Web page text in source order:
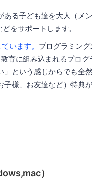
ある子ども達を大人（メ
をサポートします。
います。 プログラミン
育に組み込まれるプログ
という感じからでも全然
様、お友達など）特典
）